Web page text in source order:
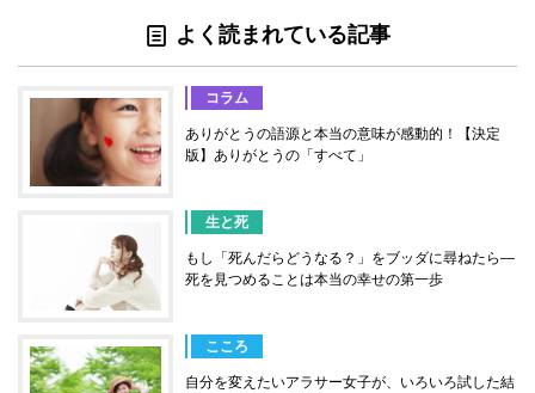
よく読まれている記事
コラム
ありがとうの語源と本当の意味が感動的！【決定
版】ありがとうの「すべて」
生と死
もし「死んだらどうなる？」をブッダに尋ねたら―
死を見つめることは本当の幸せの第一歩
こころ
自分を変えたいアラサー女子が、いろいろ試した結